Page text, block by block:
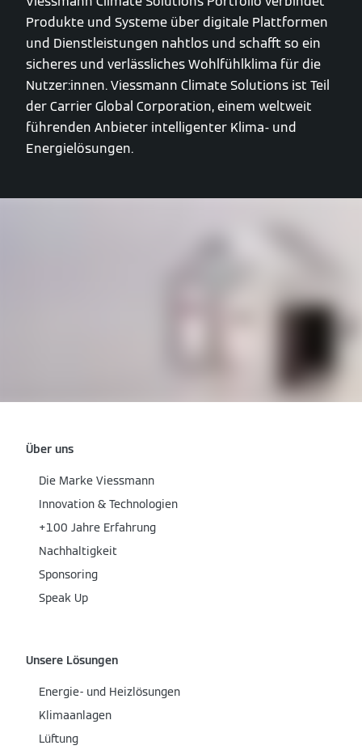
Produkte und Systeme über digitale Plattformen
und Dienstleistungen nahtlos und schafft so ein
sicheres und verlässliches Wohlfühlklima für die
Nutzer:innen. Viessmann Climate Solutions ist Teil
der Carrier Global Corporation, einem weltweit
führenden Anbieter intelligenter Klima- und
Energielösungen.
Über uns
Die Marke Viessmann
Innovation & Technologien
+100 Jahre Erfahrung
Nachhaltigkeit
Sponsoring
Speak Up
Unsere Lösungen
Energie- und Heizlösungen
Klimaanlagen
Lüftung